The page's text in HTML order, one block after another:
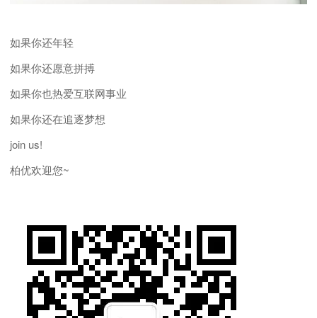
如果你还年轻
如果你还愿意拼搏
如果你也热爱互联网事业
如果你还在追逐梦想
join us!
柏优欢迎您~